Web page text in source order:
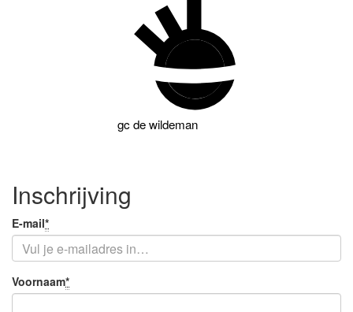
gcde wildeman
Inschrijving
Je
e-
mail
E-mail*
Verplicht
veld
Je
Voornaam*
Verplicht